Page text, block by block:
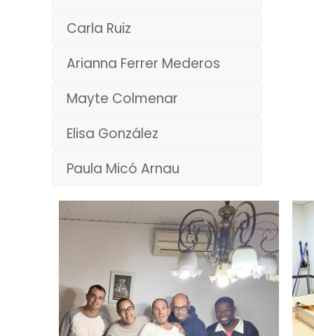
Carla Ruiz
Arianna Ferrer Mederos
Mayte Colmenar
Elisa González
Paula Micó Arnau